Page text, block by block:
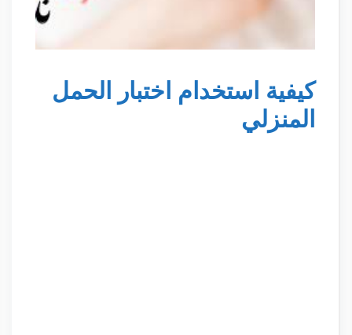
كيفية استخدام اختبار الحمل
المنزلي